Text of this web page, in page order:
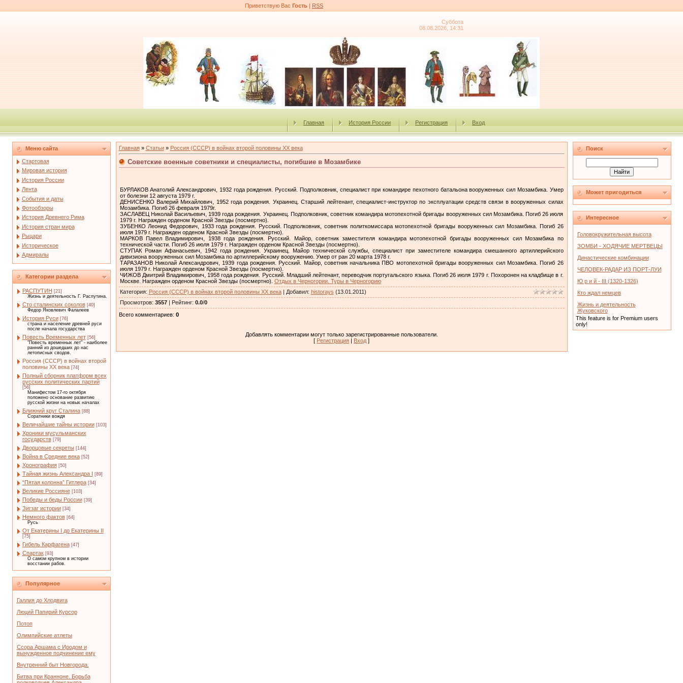
Приветствую Вас Гость | RSS
Суббота
08.08.2026, 14:31
Главная История России Регистрация Вход
Меню сайта
Стартовая
Мировая история
История России
Лента
События и даты
Фотообзоры
История Древнего Рима
История стран мира
Рыцари
Историческое
Адмиралы
Категории раздела
РАСПУТИН [21]
Жизнь и деятельность Г. Распутина.
Сто сталинских соколов [40]
Федор Яковлевич Фалалеев
История Руси [76]
страна и население древней руси
после начала государства
Повесть Временных лет [56]
"Повесть временных лет" - наиболее
ранний из дошедших до нас
летописных сводов.
Россия (СССР) в войнах второй
половины XX века [74]
Полный сборник платформ всех
русских политических партий
[56]
Манифестом 17-го октября
положено основание развитию
русской жизни на новых началах
Ближний круг Сталина [88]
Соратники вождя
Величайшие тайны истории [103]
Хроники мусульманских
государств [79]
Дворцовые секреты [144]
Война в Средние века [52]
Хронография [50]
Тайная жизнь Александра I [89]
“Пятая колонна” Гитлера [34]
Великие Россияне [103]
Победы и беды России [39]
Зигзаг истории [34]
Немного фактов [64]
Русь
От Екатерины I до Екатерины II
[75]
Гибель Карфагена [47]
Спартак [93]
О самом крупном в истории
восстании рабов.
Популярное
Галлия до Хлодвига
Люций Папирий Курсор
Потоп
Олимпийские атлеты
Ссора Аршама с Иродом и
вынужденное подчинение ему
Внутренний быт Новгорода.
Битва при Кранноне. Борьба
Главная» Статьи» Россия (СССР) в войнах второй половины XX века
Советские военные советники и специалисты, погибшие в Мозамбике
БУРЛАКОВ Анатолий Александрович, 1932 года рождения. Русский. Подполковник, специалист при командире пехотного батальона вооруженных сил Мозамбика. Умер
от болезни 12 августа 1979 г.
ДЕНИСЕНКО Валерий Михайлович, 1952 года рождения. Украинец. Старший лейтенант, специалист-инструктор по эксплуатации средств связи в вооруженных силах
Мозамбика. Погиб 26 февраля 1979г.
ЗАСЛАВЕЦ Николай Васильевич, 1939 года рождения. Украинец. Подполковник, советник командира мотопехотной бригады вооруженных сил Мозамбика. Погиб 26 июля
1979 г. Награжден орденом Красной Звезды (посмертно).
ЗУБЕНКО Леонид Федорович, 1933 года рождения. Русский. Подполковник, советник политкомиссара мотопехотной бригады вооруженных сил Мозамбика. Погиб 26
июля 1979 г. Награжден орденом Красной Звезды (посмертно).
МАРКОВ Павел Владимирович, 1938 года рождения. Русский. Майор, советник заместителя командира мотопехотной бригады вооруженных сил Мозамбика по
технической части. Погиб 26 июля 1979 г. Награжден орденом Красной Звезды (посмертно).
СТУПАК Роман Афанасьевич, 1942 года рождения. Украинец. Майор технической службы, специалист при заместителе командира смешанного артиллерийского
дивизиона вооруженных сил Мозамбика по артиллерийскому вооружению. Умер от ран 20 марта 1978 г.
ТАРАЗАНОВ Николай Александрович, 1939 года рождения. Русский. Майор, советник начальника ПВО мотопехотной бригады вооруженных сил Мозамбика. Погиб 26
июля 1979 г. Награжден орденом Красной Звезды (посмертно).
ЧИЖОВ Дмитрий Владимирович, 1958 года рождения. Русский. Младший лейтенант, переводчик португальского языка. Погиб 26 июля 1979 г. Похоронен на кладбище в г.
Москве. Награжден орденом Красной Звезды (посмертно). Отдых в Черногории. Туры в Черногорию
Категория: Россия (СССР) в войнах второй половины XX века| Добавил: historays (13.01.2011)
Просмотров: 3557| Рейтинг: 0.0/0
Всего комментариев: 0
Добавлять комментарии могут только зарегистрированные пользователи.
[ Регистрация | Вход ]
Поиск
Может пригодиться
Интересное
Головокружительная высота
ЗОМБИ - ХОДЯЧИЕ МЕРТВЕЦЫ
Династические комбинации
ЧЕЛОВЕК-РАДАР ИЗ ПОРТ-ЛУИ
Ю р и й - III (1320-1326)
Кто ждал немцев
Жизнь и деятельность
Жуковского
This feature is for Premium users
only!